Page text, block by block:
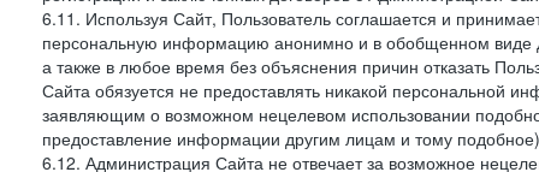
6.11. Используя Сайт, Пользователь соглашается и
персональную информацию анонимно и в обобщенном виде
а также в любое время без объяснения причин отказать
Сайта обязуется не предоставлять никакой персональной
заявляющим о возможном нецелевом использовании
предоставление информации другим лицам и тому
6.12. Администрация Сайта не отвечает за возможное